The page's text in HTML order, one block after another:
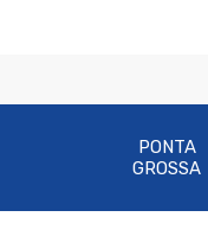
PONTA
GROSSA